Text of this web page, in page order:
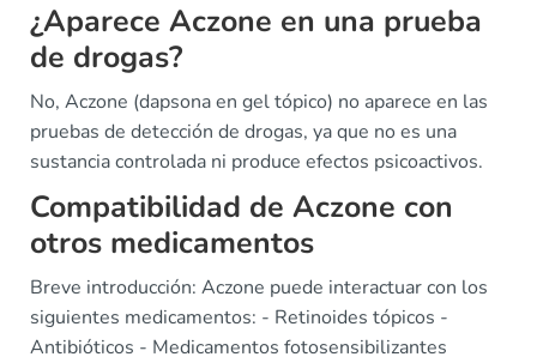
¿Aparece Aczone en una prueba
de drogas?
No, Aczone (dapsona en gel tópico) no aparece en las
pruebas de detección de drogas, ya que no es una
sustancia controlada ni produce efectos psicoactivos.
Compatibilidad de Aczone con
otros medicamentos
Breve introducción: Aczone puede interactuar con los
siguientes medicamentos: - Retinoides tópicos -
Antibióticos - Medicamentos fotosensibilizantes